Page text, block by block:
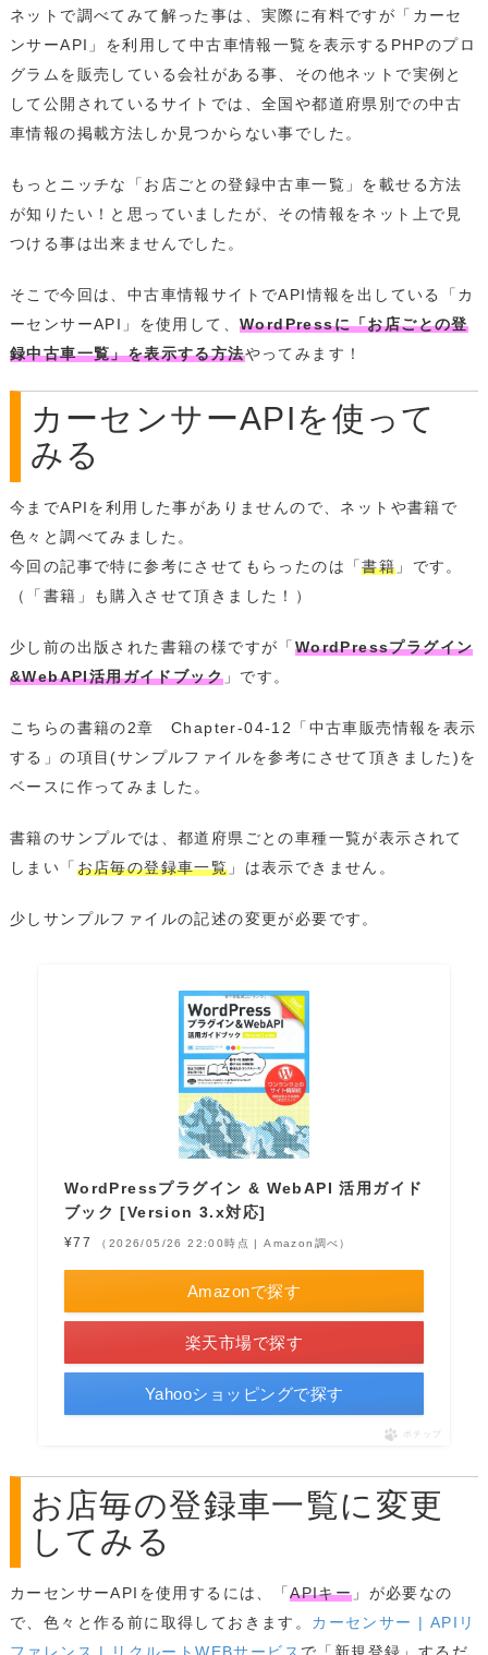
ネットで調べてみて解った事は、実際に有料ですが「カーセ
ンサーAPI」を利用して中古車情報一覧を表示するPHPのプロ
グラムを販売している会社がある事、その他ネットで実例と
して公開されているサイトでは、全国や都道府県別での中古
車情報の掲載方法しか見つからない事でした。
もっとニッチな「お店ごとの登録中古車一覧」を載せる方法
が知りたい！と思っていましたが、その情報をネット上で見
つける事は出来ませんでした。
そこで今回は、中古車情報サイトでAPI情報を出している「カ
ーセンサーAPI」を使用して、 WordPressに「お店ごとの登
録中古車一覧」を表示する方法やってみます！
カーセンサーAPIを使って
みる
今までAPIを利用した事がありませんので、ネットや書籍で
色々と調べてみました。
今回の記事で特に参考にさせてもらったのは「書籍 」です。
（「書籍」も購入させて頂きました！）
少し前の出版された書籍の様ですが「 WordPressプラグイン
&WebAPI活用ガイドブック」です。
こちらの書籍の2章 Chapter-04-12「中古車販売情報を表示
する」の項目(サンプルファイルを参考にさせて頂きました)を
ベースに作ってみました。
書籍のサンプルでは、都道府県ごとの車種一覧が表示されて
しまい「 お店毎の登録車一覧 」は表示できません。
少しサンプルファイルの記述の変更が必要です。
WordPressプラグイン & WebAPI 活用ガイド
ブック [Version 3.x対応]
¥77 （2026/05/26 22:00時点 | Amazon調べ）
Amazonで探す
楽天市場で探す
Yahooショッピングで探す
ポチップ
お店毎の登録車一覧に変更
してみる
カーセンサーAPIを使用するには、「APIキー 」が必要なの
で、色々と作る前に取得しておきます。 カーセンサー | APIリ